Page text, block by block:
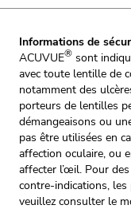
Informations de
ACUVUE® sont
avec toute lentille de
notamment des
porteurs de lentilles
démangeaisons ou
pas être utilisées en
affection oculaire, ou
affecter l’œil. Pour
contre-indications,
veuillez consulter le